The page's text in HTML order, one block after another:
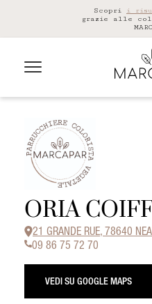
Scopri i
grazie alle
ORIA
21 GRANDE RUE, 78640
09 86 75 72 70
VEDI SU GOOGLE MAPS